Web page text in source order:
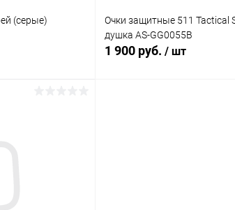
(серые)
Очки защитные 511 Tactical
душка AS-GG0055B
1 900 руб. / шт